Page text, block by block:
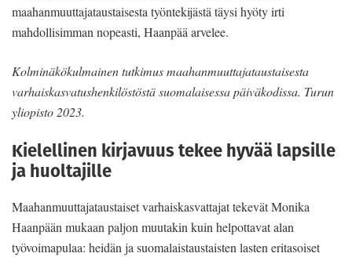
maahanmuuttajataustaisesta työntekijästä täysi hyöty irti
mahdollisimman nopeasti, Haanpää arvelee.
Kolminäkökulmainen tutkimus maahanmuuttajataustaisesta
varhaiskasvatushenkilöstöstä suomalaisessa päiväkodissa. Turun
yliopisto 2023.
Kielellinen kirjavuus tekee hyvää lapsille
ja huoltajille
Maahanmuuttajataustaiset varhaiskasvattajat tekevät Monika
Haanpään mukaan paljon muutakin kuin helpottavat alan
työvoimapulaa: heidän ja suomalaistaustaisten lasten eritasoiset